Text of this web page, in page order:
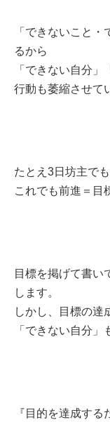
「できないこと
るから
「できない自分
行動も萎縮させて
たとえ3日坊主で
これでも前進＝目
目標を掲げて書い
します。
しかし、目標の達
「できない自分」
『目的を達成す